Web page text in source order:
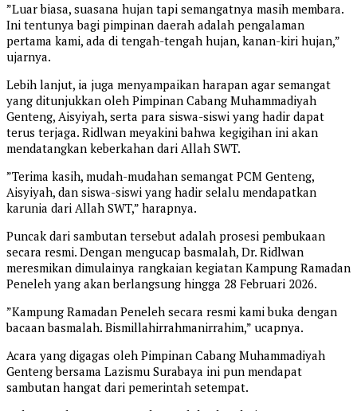
​”Luar biasa, suasana hujan tapi semangatnya masih membara.
Ini tentunya bagi pimpinan daerah adalah pengalaman
pertama kami, ada di tengah-tengah hujan, kanan-kiri hujan,”
ujarnya.
​Lebih lanjut, ia juga menyampaikan harapan agar semangat
yang ditunjukkan oleh Pimpinan Cabang Muhammadiyah
Genteng, Aisyiyah, serta para siswa-siswi yang hadir dapat
terus terjaga. Ridlwan meyakini bahwa kegigihan ini akan
mendatangkan keberkahan dari Allah SWT.
​”Terima kasih, mudah-mudahan semangat PCM Genteng,
Aisyiyah, dan siswa-siswi yang hadir selalu mendapatkan
karunia dari Allah SWT,” harapnya.
​Puncak dari sambutan tersebut adalah prosesi pembukaan
secara resmi. Dengan mengucap basmalah, Dr. Ridlwan
meresmikan dimulainya rangkaian kegiatan Kampung Ramadan
Peneleh yang akan berlangsung hingga 28 Februari 2026.
​”Kampung Ramadan Peneleh secara resmi kami buka dengan
bacaan basmalah. Bismillahirrahmanirrahim,” ucapnya.
Acara yang digagas oleh Pimpinan Cabang Muhammadiyah
Genteng bersama Lazismu Surabaya ini pun mendapat
sambutan hangat dari pemerintah setempat.